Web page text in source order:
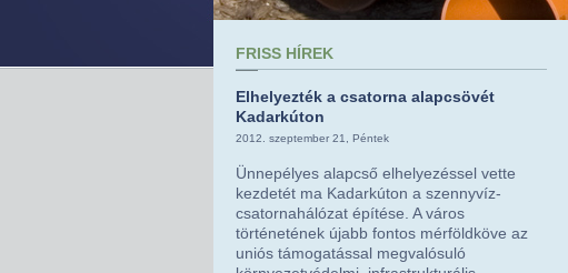
FRISS HÍREK
Elhelyezték a csatorna alapcsövét
Kadarkúton
2012. szeptember 21, Péntek
Ünnepélyes alapcső elhelyezéssel vette
kezdetét ma Kadarkúton a szennyvíz-
csatornahálózat építése. A város
történetének újabb fontos mérföldköve az
uniós támogatással megvalósuló